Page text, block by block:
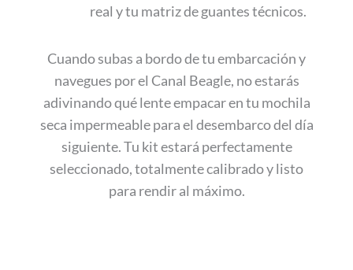
real y tu matriz de guantes técnicos.
Cuando subas a bordo de tu embarcación y
navegues por el Canal Beagle, no estarás
adivinando qué lente empacar en tu mochila
seca impermeable para el desembarco del día
siguiente. Tu kit estará perfectamente
seleccionado, totalmente calibrado y listo
para rendir al máximo.